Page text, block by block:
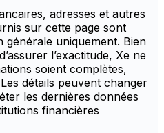
adresses et autres
sur cette page sont
générale uniquement. Bien
l’exactitude, Xe ne
soient complètes,
détails peuvent changer
les dernières données
financières